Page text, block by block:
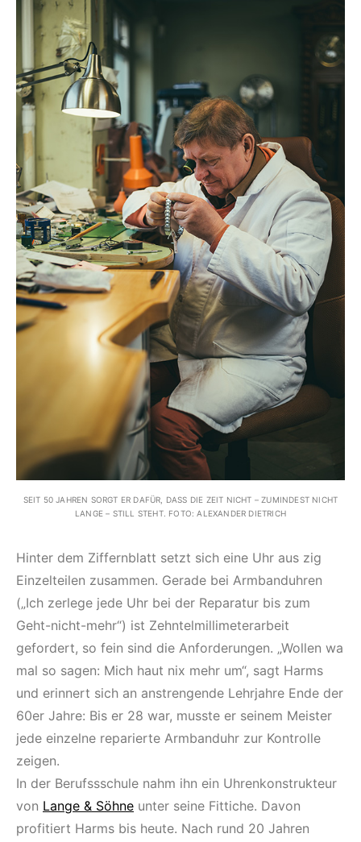
SEIT 50 JAHREN SORGT ER DAFÜR, DASS DIE ZEIT NICHT – ZUMINDEST NICHT
LANGE – STILL STEHT. FOTO: ALEXANDER DIETRICH
Hinter dem Ziffernblatt setzt sich eine Uhr aus zig
Einzelteilen zusammen. Gerade bei Armbanduhren
(„Ich zerlege jede Uhr bei der Reparatur bis zum
Geht-nicht-mehr“) ist Zehntelmillimeterarbeit
gefordert, so fein sind die Anforderungen. „Wollen wa
mal so sagen: Mich haut nix mehr um“, sagt Harms
und erinnert sich an anstrengende Lehrjahre Ende der
60er Jahre: Bis er 28 war, musste er seinem Meister
jede einzelne reparierte Armbanduhr zur Kontrolle
zeigen.
In der Berufssschule nahm ihn ein Uhrenkonstrukteur
von Lange & Söhne unter seine Fittiche. Davon
profitiert Harms bis heute. Nach rund 20 Jahren